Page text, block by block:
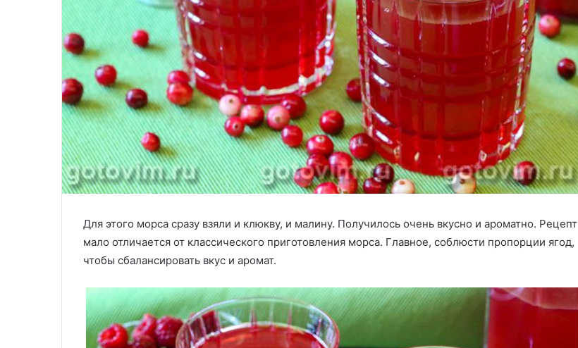
Для этого морса сразу взяли и клюкву, и малину. Получилось очень вкусно и ароматно. Рецепт
мало отличается от классического приготовления морса. Главное, соблюсти пропорции ягод,
чтобы сбалансировать вкус и аромат.